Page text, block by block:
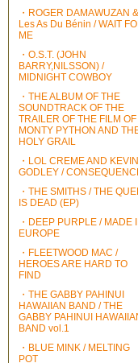
・ROGER DAMAWUZAN &
Les As Du Bénin / WAIT
ME
・O.S.T. (JOHN
BARRY,NILSSON) /
MIDNIGHT COWBOY
・THE ALBUM OF THE
SOUNDTRACK OF THE
TRAILER OF THE FILM OF
MONTY PYTHON AND
HOLY GRAIL
・LOL CREME AND KEVIN
GODLEY /
・THE SMITHS / THE
IS DEAD (EP)
・DEEP PURPLE / MADE
EUROPE
・FLEETWOOD MAC /
HEROES ARE HARD TO
FIND
・THE GABBY PAHINUI
HAWAIIAN BAND / THE
GABBY PAHINUI
BAND vol.1
・BLUE MINK / MELTING
POT